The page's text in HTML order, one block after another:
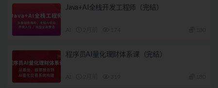
Java+AI全栈开发工程师（完结）
程序员AI量化理财体系课（完结）